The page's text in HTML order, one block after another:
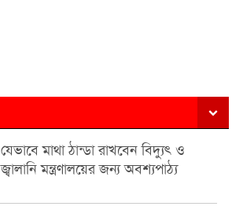
যেভাবে মাথা ঠান্ডা রাখবেন বিদ্যুৎ ও
জ্বালানি মন্ত্রণালয়ের জন্য অবশ্যপাঠ্য